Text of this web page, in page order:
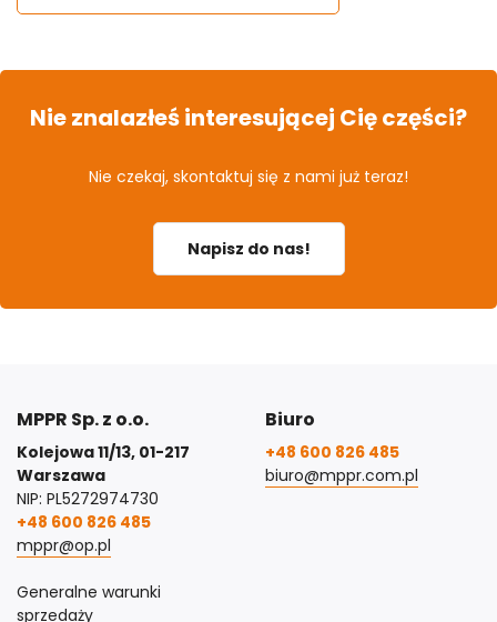
Nie znalazłeś interesującej Cię części?
Nie czekaj, skontaktuj się z nami już teraz!
Napisz do nas!
MPPR Sp. z o.o.
Kolejowa 11/13, 01-217
Warszawa
NIP: PL5272974730
+48 600 826 485
mppr@op.pl
Generalne warunki
sprzedaży
Biuro
+48 600 826 485
biuro@mppr.com.pl